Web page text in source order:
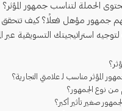
الحملة لتناسب جمهور المؤثر؟
جمهور مؤهل فعلًا؟ كيف
استراتيجيتك التسويقية عبر
المؤثر مناسب لـ علامتي التجارية؟
من نوع الجمهور؟
صغير تأثير أكبر؟